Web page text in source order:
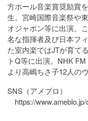
方ホール音楽賞奨励賞
生。宮崎国際音楽祭や
オジャポン等に出演。
名な指揮者及び日本フ
た室内楽ではJTが育て
トQ等に出演。NHK
より高嶋ちさ子12人の
SNS（アメブロ）
https://